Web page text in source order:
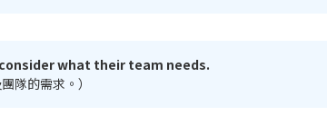
what their team needs.
隊的需求。）